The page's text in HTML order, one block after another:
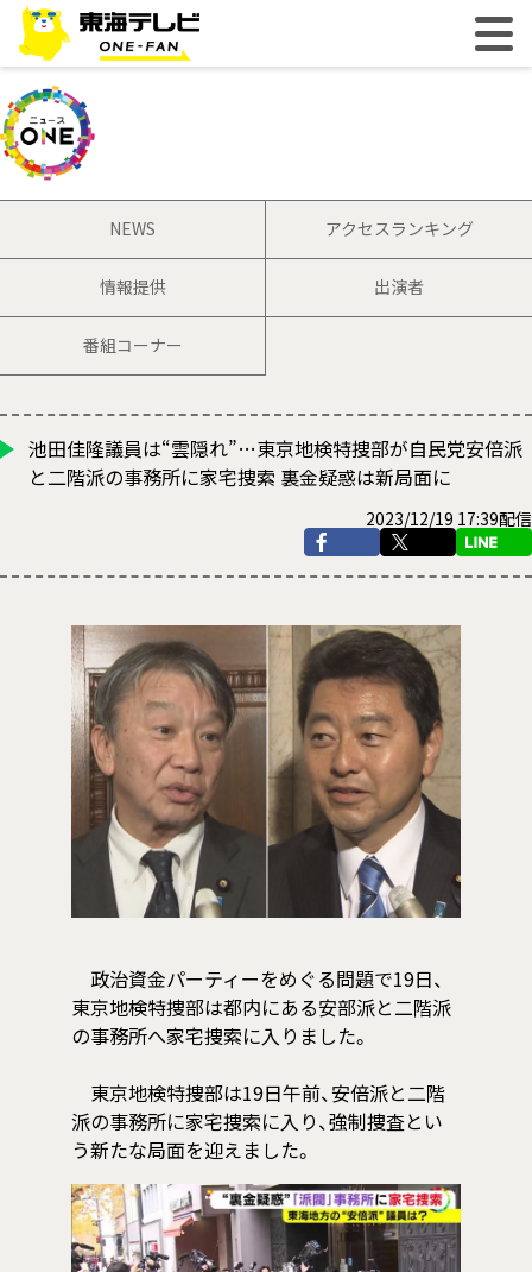
NEWS アクセスランキング
情報提供 出演者
番組コーナー
池田佳隆議員は“雲隠れ”…東京地検特捜部が自民党安倍派
と二階派の事務所に家宅捜索 裏金疑惑は新局面に
2023/12/19 17:39配信
政治資金パーティーをめぐる問題で19日、
東京地検特捜部は都内にある安部派と二階派
の事務所へ家宅捜索に入りました。
東京地検特捜部は19日午前、安倍派と二階
派の事務所に家宅捜索に入り、強制捜査とい
う新たな局面を迎えました。